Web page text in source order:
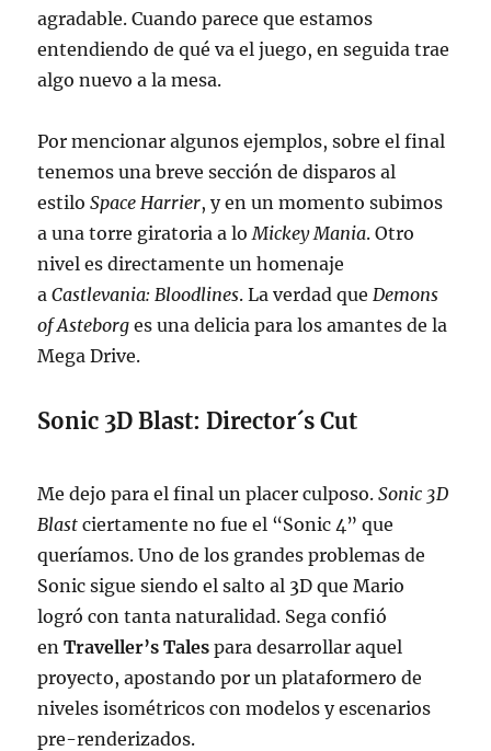
agradable. Cuando parece que estamos
entendiendo de qué va el juego, en seguida trae
algo nuevo a la mesa.
Por mencionar algunos ejemplos, sobre el final
tenemos una breve sección de disparos al
estiloSpace Harrier, y en un momento subimos
a una torre giratoria a lo Mickey Mania. Otro
nivel es directamente un homenaje
aCastlevania: Bloodlines. La verdad que Demons
of Asteborg es una delicia para los amantes de la
Mega Drive.
Sonic 3D Blast: Director´s Cut
Me dejo para el final un placer culposo.Sonic 3D
Blast ciertamente no fue el “Sonic 4” que
queríamos. Uno de los grandes problemas de
Sonic sigue siendo el salto al 3D que Mario
logró con tanta naturalidad. Sega confió
enTraveller’s Tales para desarrollar aquel
proyecto, apostando por un plataformero de
niveles isométricos con modelos y escenarios
pre-renderizados.